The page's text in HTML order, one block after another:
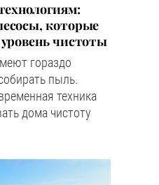
которые
чистоты
гораздо
пыль.
техника
дома чистоту